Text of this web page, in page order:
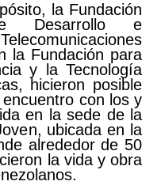
la Fundación
Desarrollo e
la Fundación para
y la Tecnología
hicieron posible
con los y
en la sede de la
ubicada en la
alrededor de 50
la vida y obra